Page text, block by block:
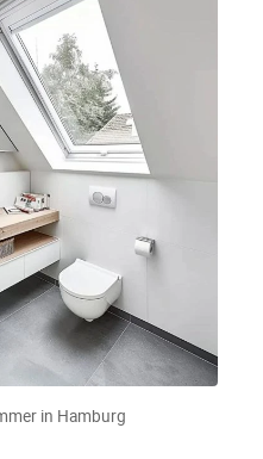
in Hamburg